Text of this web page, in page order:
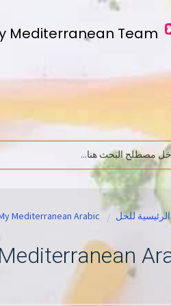
Mediterranean Team
للحل Mediterranean Arabic